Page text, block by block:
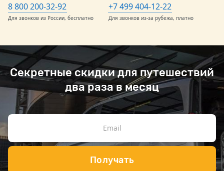
8 800 200-32-92
Для звонков из России, бесплатно
+7 499 404-12-22
Для звонков из-за рубежа, платно
Секретные скидки для путешествий
два раза в месяц
Получать